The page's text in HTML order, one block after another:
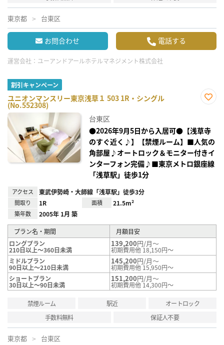
東京都 台東区
お問合わせ 電話する
運営会社： ユーアンドアールホテルマネジメント株式会社
割引キャンペーン
ユニオンマンスリー東京浅草１ 503 1R・シングル
(No.552308)
録
台東区
●2026年9月5日から入居可●【浅草寺
のすぐ近く♪】【禁煙ルーム】■人気の
角部屋♪オートロック＆モニター付きイ
ンターフォン完備♪■東京メトロ銀座線
「浅草駅」徒歩1分
アクセス 東武伊勢崎・大師線「浅草駅」徒歩3分
間取り 1R 面積 21.5m²
築年数 2005年 1月 築
プラン名・期間
月額目安
ロングプラン
210日以上～360日未満
139,200円/月～
初期費用他 18,150円～
ミドルプラン
90日以上～210日未満
145,200円/月～
初期費用他 15,950円～
ショートプラン
30日以上～90日未満
151,200円/月～
初期費用他 14,300円～
禁煙ルーム 駅近
オートロック
手数料無料
保証人不要
東京都 台東区